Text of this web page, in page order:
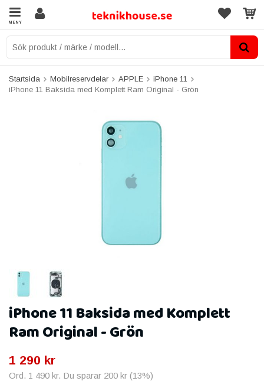
MENY
Startsida Mobilreservdelar APPLE
iPhone 11
iPhone 11 Baksida med Komplett Ram Original - Grön
iPhone 11 Baksida med Komplett
Ram Original - Grön
1 290 kr
Ord. 1 490 kr. Du sparar 200 kr (13%)